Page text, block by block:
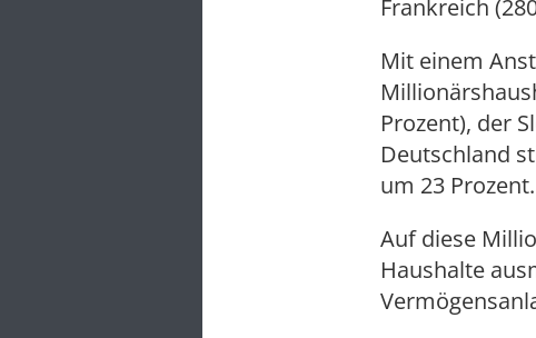
Frankreich
Mit einem
Prozent), der
Deutschland
um 23 Prozent.
Auf diese
Haushalte